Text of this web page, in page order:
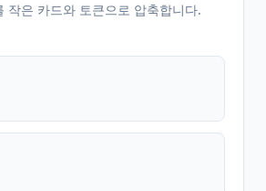
작은 카드와 토큰으로 압축합니다.